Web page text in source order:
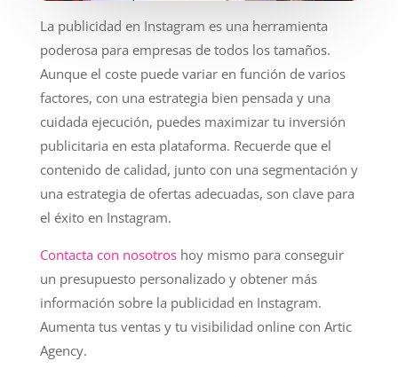
La publicidad en Instagram es una herramienta
poderosa para empresas de todos los tamaños.
Aunque el coste puede variar en función de varios
factores, con una estrategia bien pensada y una
cuidada ejecución, puedes maximizar tu inversión
publicitaria en esta plataforma. Recuerde que el
contenido de calidad, junto con una segmentación y
una estrategia de ofertas adecuadas, son clave para
el éxito en Instagram.
Contacta con nosotroshoy mismo para conseguir
un presupuesto personalizado y obtener más
información sobre la publicidad en Instagram.
Aumenta tus ventas y tu visibilidad online con Artic
Agency.